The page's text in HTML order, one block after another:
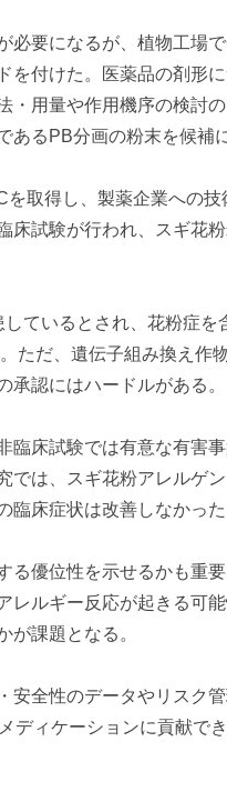
必要になるが、植物工場
を付けた。医薬品の剤形
・用量や作用機序の検討
あるPB分画の粉末を候補
取得し、製薬企業への
床試験が行われ、スギ花
ているとされ、花粉症
ただ、遺伝子組み換え作
承認にはハードルがある。
臨床試験では有意な有害
では、スギ花粉アレルゲ
床症状は改善しなかった
る優位性を示せるかも重
レルギー反応が起きる可
が課題となる。
安全性のデータやリスク
ディケーションに貢献で